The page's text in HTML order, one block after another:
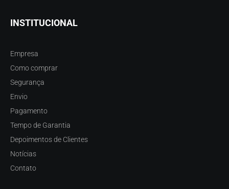
INSTITUCIONAL
Empresa
Como comprar
Segurança
Envio
Pagamento
Tempo de Garantia
Depoimentos de Clientes
Notícias
Contato